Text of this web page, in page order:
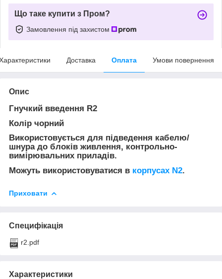
Що таке купити з Пром?
Замовлення під захистом
Доставка Оплата Умови повернення
Опис
Гнучкий введення R2
Колір чорний
Використовується для підведення кабелю/
шнура до блоків живлення, контрольно-
вимірювальних приладів.
Можуть використовуватися в корпусах N2.
Приховати
Специфікація
r2.pdf
Характеристики